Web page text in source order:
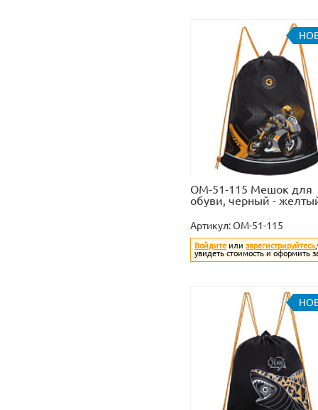
OM-51-115 Мешок для
обуви, черный -
Артикул:OM-51-115
Войдите или зарегистрируйтесь
увидеть стоимость и оформить